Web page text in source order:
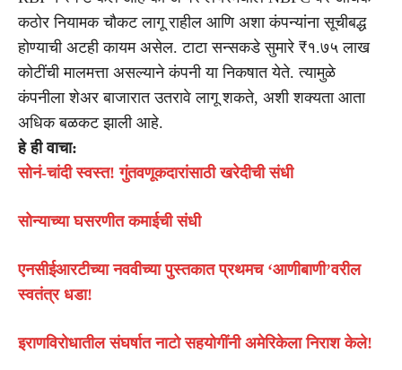
कठोर नियामक चौकट लागू राहील आणि अशा कंपन्यांना सूचीबद्ध
होण्याची अटही कायम असेल. टाटा सन्सकडे सुमारे ₹१.७५ लाख
कोटींची मालमत्ता असल्याने कंपनी या निकषात येते. त्यामुळे
कंपनीला शेअर बाजारात उतरावे लागू शकते, अशी शक्यता आता
अधिक बळकट झाली आहे.
हे ही वाचा:
सोनं-चांदी स्वस्त! गुंतवणूकदारांसाठी खरेदीची संधी
सोन्याच्या घसरणीत कमाईची संधी
एनसीईआरटीच्या नववीच्या पुस्तकात प्रथमच ‘आणीबाणी’वरील
स्वतंत्र धडा!
इराणविरोधातील संघर्षात नाटो सहयोगींनी अमेरिकेला निराश केले!